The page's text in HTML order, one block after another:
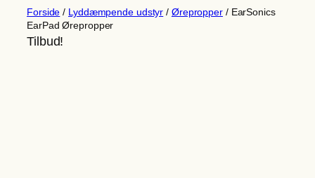
Forside / Lyddæmpende udstyr / Ørepropper/ EarSonics
EarPad Ørepropper
Tilbud!